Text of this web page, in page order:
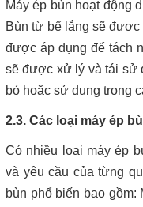
Máy ép bùn hoạt động
Bùn từ bể lắng sẽ
được áp dụng để tách
sẽ được xử lý và tái sử
bỏ hoặc sử dụng trong
2.3. Các loại máy ép
Có nhiều loại máy ép
và yêu cầu của từng
bùn phổ biến bao gồm: